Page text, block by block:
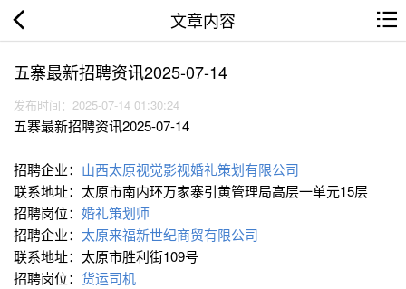
文章内容
五寨最新招聘资讯2025-07-14
发布时间：2025-07-14 01:30:24
五寨最新招聘资讯2025-07-14
招聘企业： 山西太原视觉影视婚礼策划有限公司
联系地址：太原市南内环万家寨引黄管理局高层一单元15层
招聘岗位： 婚礼策划师
招聘企业： 太原来福新世纪商贸有限公司
联系地址：太原市胜利街109号
招聘岗位： 货运司机